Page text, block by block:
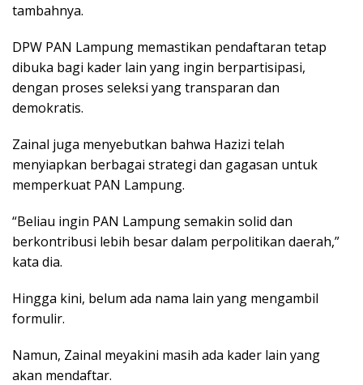
tambahnya.
DPW PAN Lampung memastikan pendaftaran tetap
dibuka bagi kader lain yang ingin berpartisipasi,
dengan proses seleksi yang transparan dan
demokratis.
Zainal juga menyebutkan bahwa Hazizi telah
menyiapkan berbagai strategi dan gagasan untuk
memperkuat PAN Lampung.
“Beliau ingin PAN Lampung semakin solid dan
berkontribusi lebih besar dalam perpolitikan daerah,”
kata dia.
Hingga kini, belum ada nama lain yang mengambil
formulir.
Namun, Zainal meyakini masih ada kader lain yang
akan mendaftar.